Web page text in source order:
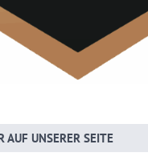
AUF UNSERER SEITE